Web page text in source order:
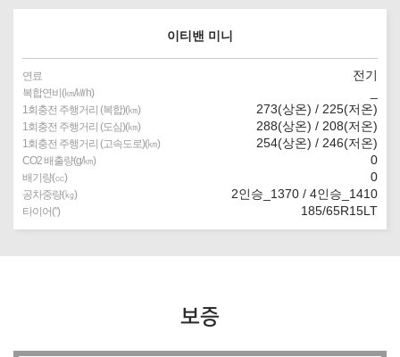
이티밴 미니
연료 전기
복합연비(㎞/㎾h)
1회충전 주행거리 (복합)(㎞) 273(상온) / 225(저온)
1회충전 주행거리 (도심)(㎞) 288(상온) / 208(저온)
1회충전 주행거리 (고속도로)(㎞) 254(상온) / 246(저온)
CO2 배출량(g/㎞) 0
배기량(㏄) 0
공차중량(㎏) 2인승_1370 / 4인승_1410
타이어(″) 185/65R15LT
보증